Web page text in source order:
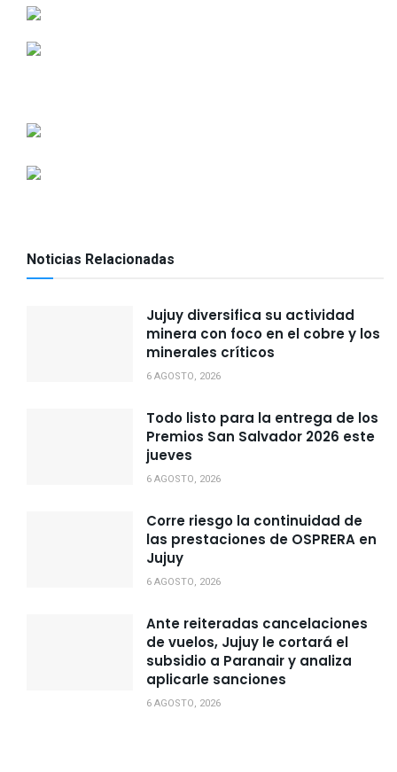
Noticias Relacionadas
Jujuy diversifica su actividad
minera con foco en el cobre y los
minerales críticos
6 AGOSTO, 2026
Todo listo para la entrega de los
Premios San Salvador 2026 este
jueves
6 AGOSTO, 2026
Corre riesgo la continuidad de
las prestaciones de OSPRERA en
Jujuy
6 AGOSTO, 2026
Ante reiteradas cancelaciones
de vuelos, Jujuy le cortará el
subsidio a Paranair y analiza
aplicarle sanciones
6 AGOSTO, 2026